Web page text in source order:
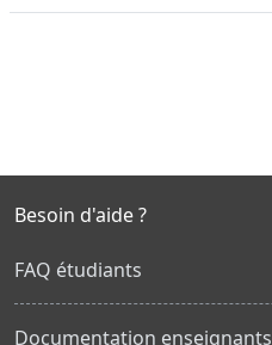
Besoin d'aide ?
FAQ étudiants
Documentation enseignants